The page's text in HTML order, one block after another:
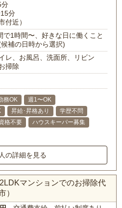
分
分
付近）
で1時間〜、好きな日に働くこと
補の日時から選択)
レ、お風呂、洗面所、リビン
掃除
務OK
週1〜OK
昇給･昇格あり
学歴不問
格不要
ハウスキーパー募集
の詳細を見る
マンションでのお掃除代
）